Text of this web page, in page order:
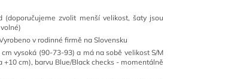
(doporučujeme zvolit menší velikost, šaty jsou
v rodinné firmě na Slovensku
vysoká (90-73-93) a má na sobě velikost S/M
+10 cm), barvu Blue/Black checks - momentálně